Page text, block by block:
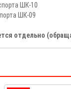
ШК-10
ШК-09
отдельно